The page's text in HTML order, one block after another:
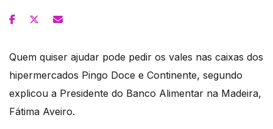
Quem quiser ajudar pode pedir os vales nas caixas dos
hipermercados Pingo Doce e Continente, segundo
explicou a Presidente do Banco Alimentar na Madeira,
Fátima Aveiro.